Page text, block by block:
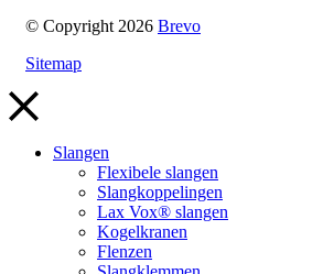
© Copyright 2026 Brevo
Sitemap
Slangen
Flexibele slangen
Slangkoppelingen
Lax Vox® slangen
Kogelkranen
Flenzen